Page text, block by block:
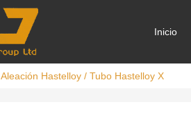
Inicio
Aleación Hastelloy/ Tubo Hastelloy X